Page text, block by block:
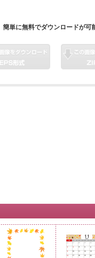
単に無料でダウンロードが可